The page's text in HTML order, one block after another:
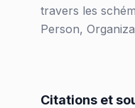
travers les
Person,
Citations et